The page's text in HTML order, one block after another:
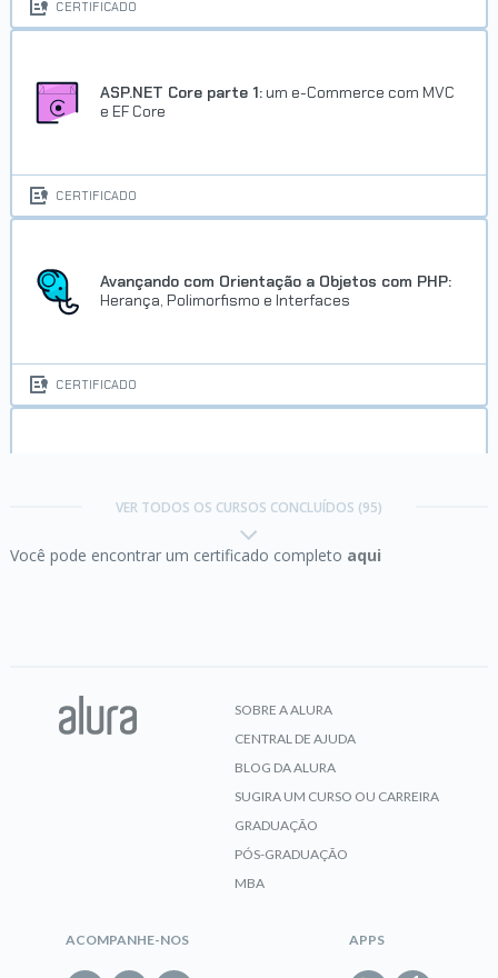
MySQL
Concluído em 17/10/2018
Carreira Desenvolvedor
JavaScript
CERTIFICADO
ASP.NET Core parte 1: um e-Commerce com MVC
e EF Core
CERTIFICADO
Avançando com Orientação a Objetos com PHP:
Herança, Polimorfismo e Interfaces
CERTIFICADO
Business Intelligence: trabalhando com Data
VER TODOS OS CURSOS CONCLUÍDOS (95)
Você pode encontrar um certificado completo aqui
SOBRE A ALURA
CENTRAL DE AJUDA
BLOG DA ALURA
SUGIRA UM CURSO OU CARREIRA
GRADUAÇÃO
PÓS-GRADUAÇÃO
MBA
ACOMPANHE-NOS APPS